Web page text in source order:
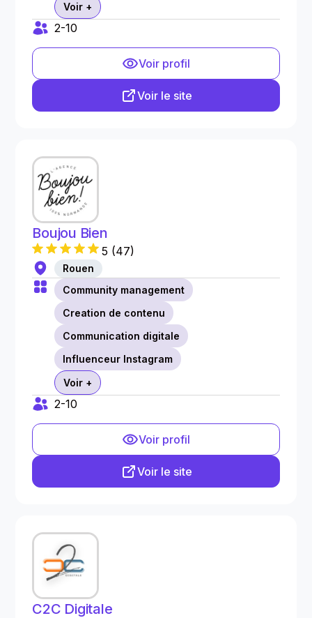
Voir +
2-10
Voir profil
Voir le site
Boujou Bien
5 (47)
Rouen
Community management
Creation de contenu
Communication digitale
Influenceur Instagram
Voir +
2-10
Voir profil
Voir le site
C2C Digitale